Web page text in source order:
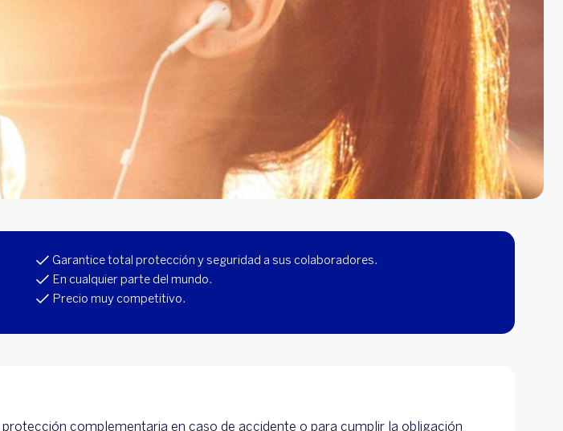
Garantice total protección y seguridad a sus colaboradores.
En cualquier parte del mundo.
Precio muy competitivo.
protección complementaria en caso de accidente o para cumplir la obligación